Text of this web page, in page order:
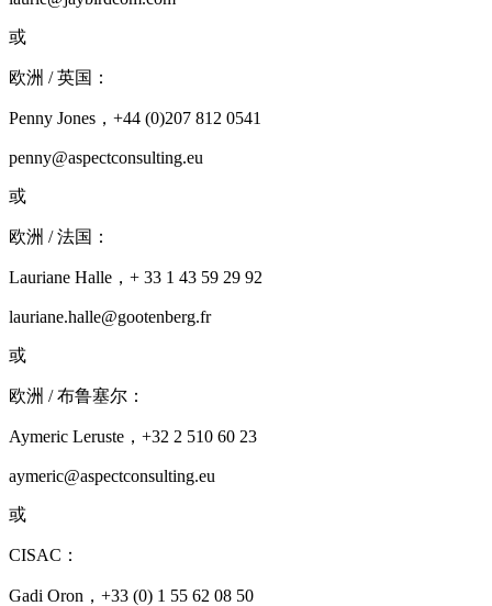
或
欧洲 / 英国：
Penny Jones，+44 (0)207 812 0541
penny@aspectconsulting.eu
或
欧洲 / 法国：
Lauriane Halle，+ 33 1 43 59 29 92
lauriane.halle@gootenberg.fr
或
欧洲 / 布鲁塞尔：
Aymeric Leruste，+32 2 510 60 23
aymeric@aspectconsulting.eu
或
CISAC：
Gadi Oron，+33 (0) 1 55 62 08 50